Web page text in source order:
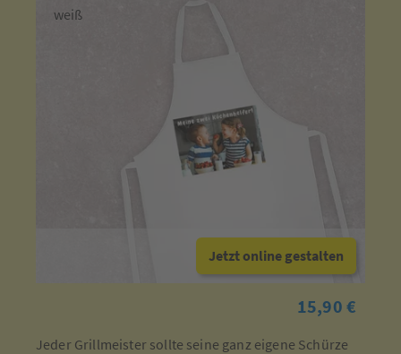
weiß
Jetzt online gestalten
15,90 €
Jeder Grillmeister sollte seine ganz eigene Schürze